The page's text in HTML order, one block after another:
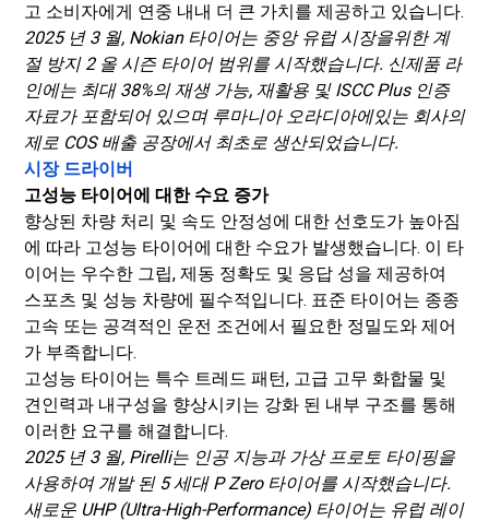
고 소비자에게 연중 내내 더 큰 가치를 제공하고 있습니다.
2025 년 3 월, Nokian 타이어는 중앙 유럽 시장을위한 계
절 방지 2 올 시즌 타이어 범위를 시작했습니다. 신제품 라
인에는 최대 38%의 재생 가능, 재활용 및 ISCC Plus 인증
자료가 포함되어 있으며 루마니아 오라디아에있는 회사의
제로 COS 배출 공장에서 최초로 생산되었습니다.
시장 드라이버
고성능 타이어에 대한 수요 증가
향상된 차량 처리 및 속도 안정성에 대한 선호도가 높아짐
에 따라 고성능 타이어에 대한 수요가 발생했습니다. 이 타
이어는 우수한 그립, 제동 정확도 및 응답 성을 제공하여
스포츠 및 성능 차량에 필수적입니다. 표준 타이어는 종종
고속 또는 공격적인 운전 조건에서 필요한 정밀도와 제어
가 부족합니다.
고성능 타이어는 특수 트레드 패턴, 고급 고무 화합물 및
견인력과 내구성을 향상시키는 강화 된 내부 구조를 통해
이러한 요구를 해결합니다.
2025 년 3 월, Pirelli는 인공 지능과 가상 프로토 타이핑을
사용하여 개발 된 5 세대 P Zero 타이어를 시작했습니다.
새로운 UHP (Ultra-High-Performance) 타이어는 유럽 레이